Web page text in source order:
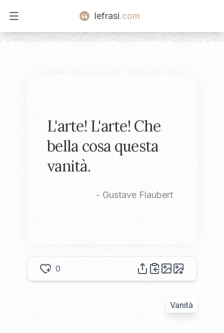
Open main menu
lefrasi.com
L'arte! L'arte! Che
bella cosa questa
vanità.
- Gustave Flaubert
0
Vanità